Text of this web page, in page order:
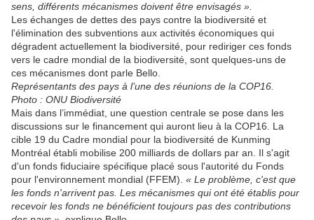
sens, différents mécanismes doivent être envisagés ».
Les échanges de dettes des pays contre la biodiversité et
l'élimination des subventions aux activités économiques qui
dégradent actuellement la biodiversité, pour rediriger ces fonds
vers le cadre mondial de la biodiversité, sont quelques-uns de
ces mécanismes dont parle Bello.
Représentants des pays à l’une des réunions de la COP16.
Photo : ONU Biodiversité
Mais dans l’immédiat, une question centrale se pose dans les
discussions sur le financement qui auront lieu à la COP16. La
cible 19 du Cadre mondial pour la biodiversité de Kunming
Montréal établi mobilise 200 milliards de dollars par an. Il s'agit
d'un fonds fiduciaire spécifique placé sous l'autorité du Fonds
pour l'environnement mondial (FFEM). « Le problème, c'est que
les fonds n'arrivent pas. Les mécanismes qui ont été établis pour
recevoir les fonds ne bénéficient toujours pas des contributions